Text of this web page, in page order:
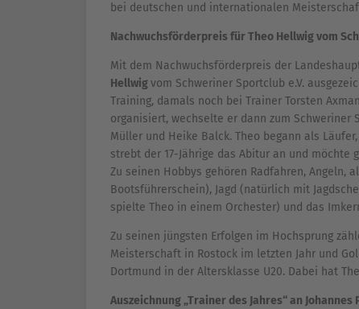
bei deutschen und internationalen
Nachwuchsförderpreis für Theo Hellwig vom
Mit dem Nachwuchsförderpreis der
Hellwigvom Schweriner Sportclub e.V.
Training, damals noch bei Trainer Torsten
organisiert, wechselte er dann zum Schweriner
Müller und Heike Balck. Theo begann als
strebt der 17-Jährige das Abitur an und
Zu seinen Hobbys gehören Radfahren, Angeln,
Bootsführerschein), Jagd (natürlich mit
spielte Theo in einem Orchester) und das
Zu seinen jüngsten Erfolgen im Hochsprung
Meisterschaft in Rostock im letzten Jahr und
Dortmund in der Altersklasse U20. Dabei hat
Auszeichnung „Trainer des Jahres“ an